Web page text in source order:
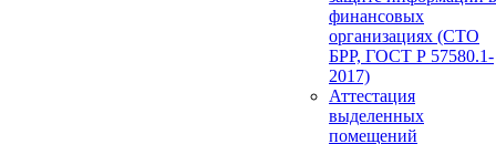
финансовых
организациях (СТО
БРР, ГОСТ Р 57580.1-
2017)
Аттестация
выделенных
помещений